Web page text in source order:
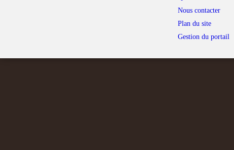
Nous contacter
Plan du site
Gestion du portail